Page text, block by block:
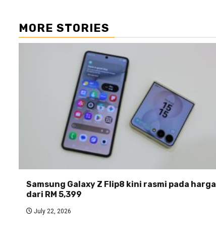
MORE STORIES
Samsung Galaxy Z Flip8 kini rasmi pada harga
dari RM 5,399
July 22, 2026